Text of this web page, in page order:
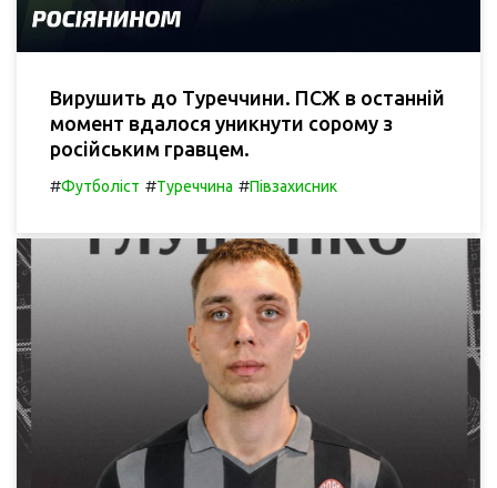
Вирушить до Туреччини. ПСЖ в останній
момент вдалося уникнути сорому з
російським гравцем.
#Футболіст #Туреччина #Півзахисник